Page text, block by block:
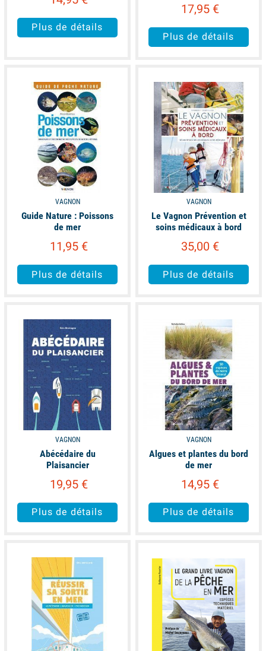
Plus de détails
17,95 €
Plus de détails
available
VAGNON
Guide Nature : Poissons
de mer
11,95 €
Plus de détails
available
VAGNON
Le Vagnon Prévention et
soins médicaux à bord
35,00 €
Plus de détails
available
VAGNON
Abécédaire du
Plaisancier
19,95 €
Plus de détails
VAGNON
Algues et plantes du bord
de mer
14,95 €
Plus de détails
available